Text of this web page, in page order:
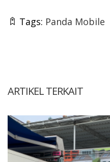
Tags: Panda Mobile
ARTIKEL TERKAIT